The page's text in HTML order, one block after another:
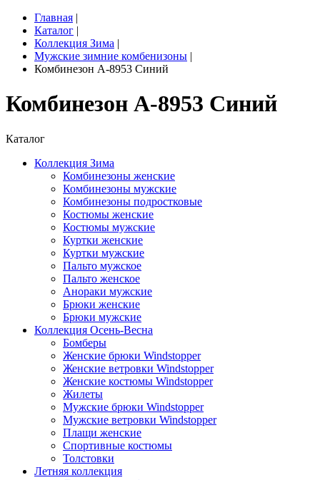
Главная |
Каталог |
Коллекция Зима |
Мужские зимние комбенизоны |
Комбинезон A-8953 Синий
Комбинезон A-8953 Синий
Каталог
Коллекция Зима
Комбинезоны женские
Комбинезоны мужские
Комбинезоны подростковые
Костюмы женские
Костюмы мужские
Куртки женские
Куртки мужские
Пальто мужское
Пальто женское
Анораки мужские
Брюки женские
Брюки мужские
Коллекция Осень-Весна
Бомберы
Женские брюки Windstopper
Женские ветровки Windstopper
Женские костюмы Windstopper
Жилеты
Мужские брюки Windstopper
Мужские ветровки Windstopper
Плащи женские
Спортивные костюмы
Толстовки
Летняя коллекция